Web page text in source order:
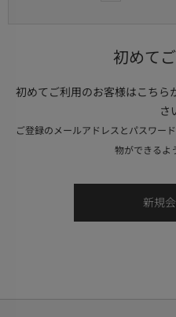
初めて
初めてご利用のお客様はこちら
さ
ご登録のメールアドレスとパスワー
物ができるよ